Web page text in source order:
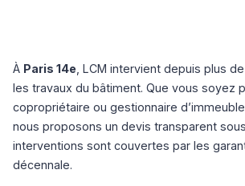
À Paris 14e , LCM intervient depuis plus
les travaux du bâtiment. Que vous soyez
copropriétaire ou gestionnaire
nous proposons un devis transparent
interventions sont couvertes par les
décennale.